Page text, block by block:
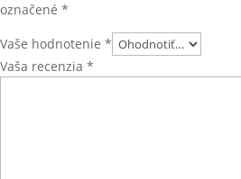
označené *
Vaše hodnotenie *
Vaša recenzia *